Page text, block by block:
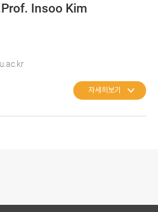
Insoo Kim
자세히보기